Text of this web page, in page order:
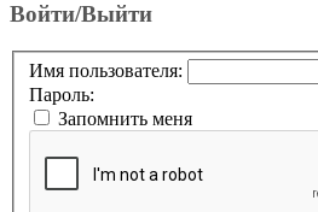
Войти/Выйти
Имя пользователя:
Пароль:
Запомнить меня